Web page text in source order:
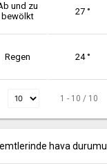
und zu
bewölkt
27 °
Regen 24 °
1 - 10 / 10
hava durumu